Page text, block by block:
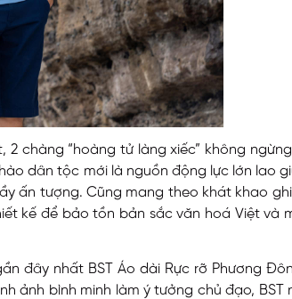
chàng “hoàng tử làng xiếc” không
dân tộc mới là nguồn động lực lớn lao
ấn tượng. Cũng mang theo khát khao
kế để bảo tồn bản sắc văn hoá Việt và
đây nhất BST Áo dài Rực rỡ Phương
ảnh bình minh làm ý tưởng chủ đạo,